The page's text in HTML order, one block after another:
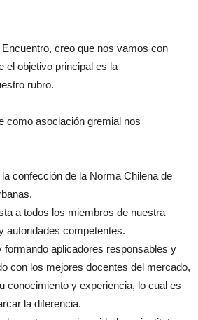
creo que nos vamos con
el objetivo principal es la
rubro.
como asociación gremial nos
confección de la Norma Chilena de
a todos los miembros de nuestra
autoridades competentes.
formando aplicadores responsables y
con los mejores docentes del mercado,
conocimiento y experiencia, lo cual es
la diferencia.